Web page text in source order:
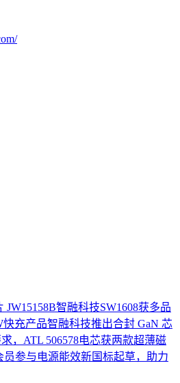
JW15158B智融科技SW1608获多品
快充产品智融科技推出合封 GaN 芯
，ATL 506578电芯获两款超薄磁
员参与电源能效新国标起草，助力